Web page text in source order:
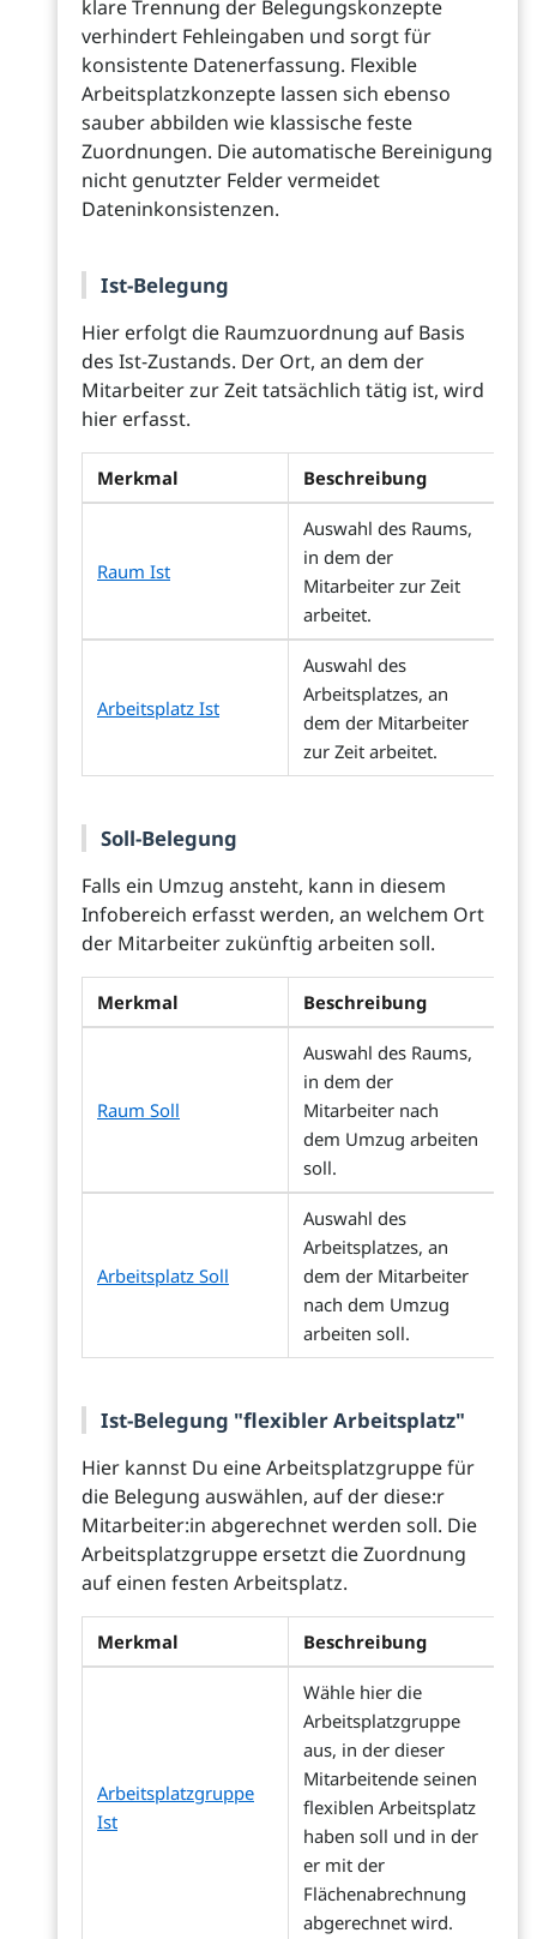
klare Trennung der Belegungskonzepte
verhindert Fehleingaben und sorgt für
konsistente Datenerfassung. Flexible
Arbeitsplatzkonzepte lassen sich ebenso
sauber abbilden wie klassische feste
Zuordnungen. Die automatische Bereinigung
nicht genutzter Felder vermeidet
Dateninkonsistenzen.
Ist-Belegung
Hier erfolgt die Raumzuordnung auf Basis
des Ist-Zustands. Der Ort, an dem der
Mitarbeiter zur Zeit tatsächlich tätig ist, wird
hier erfasst.
Merkmal Beschreibung
Raum Ist
Auswahl des Raums,
in dem der
Mitarbeiter zur Zeit
arbeitet.
Arbeitsplatz Ist
Auswahl des
Arbeitsplatzes, an
dem der Mitarbeiter
zur Zeit arbeitet.
Soll-Belegung
Falls ein Umzug ansteht, kann in diesem
Infobereich erfasst werden, an welchem Ort
der Mitarbeiter zukünftig arbeiten soll.
Merkmal Beschreibung
Raum Soll
Auswahl des Raums,
in dem der
Mitarbeiter nach
dem Umzug arbeiten
soll.
Arbeitsplatz Soll
Auswahl des
Arbeitsplatzes, an
dem der Mitarbeiter
nach dem Umzug
arbeiten soll.
Ist-Belegung "flexibler Arbeitsplatz"
Hier kannst Du eine Arbeitsplatzgruppe für
die Belegung auswählen, auf der diese:r
Mitarbeiter:in abgerechnet werden soll. Die
Arbeitsplatzgruppe ersetzt die Zuordnung
auf einen festen Arbeitsplatz.
Merkmal Beschreibung
Arbeitsplatzgruppe
Ist
Wähle hier die
Arbeitsplatzgruppe
aus, in der dieser
Mitarbeitende seinen
flexiblen Arbeitsplatz
haben soll und in der
er mit der
Flächenabrechnung
abgerechnet wird.